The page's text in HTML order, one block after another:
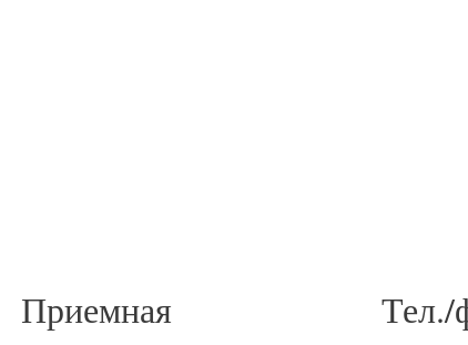
Приемная Тел./